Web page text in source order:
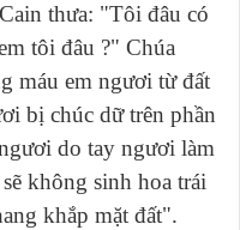
thưa: "Tôi đâu có
tôi đâu ?" Chúa
máu em ngươi từ đất
bị chúc dữ trên phần
do tay ngươi làm
không sinh hoa trái
khắp mặt đất".